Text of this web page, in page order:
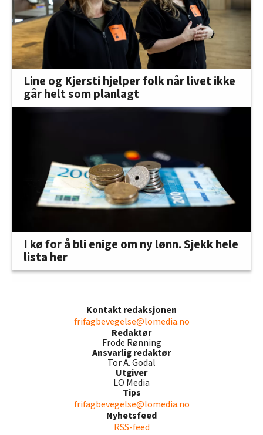
Line og Kjersti hjelper folk når livet ikke
går helt som planlagt
I kø for å bli enige om ny lønn. Sjekk hele
lista her
Kontakt redaksjonen
frifagbevegelse@lomedia.no
Redaktør
Frode Rønning
Ansvarlig redaktør
Tor A. Godal
Utgiver
LO Media
Tips
frifagbevegelse@lomedia.no
Nyhetsfeed
RSS-feed